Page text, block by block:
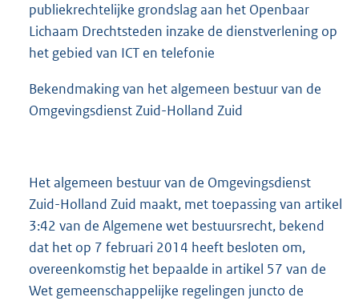
publiekrechtelijke grondslag aan het Openbaar
Lichaam Drechtsteden inzake de dienstverlening op
het gebied van ICT en telefonie
Bekendmaking van het algemeen bestuur van de
Omgevingsdienst Zuid-Holland Zuid
Het algemeen bestuur van de Omgevingsdienst
Zuid-Holland Zuid maakt, met toepassing van artikel
3:42 van de Algemene wet bestuursrecht, bekend
dat het op 7 februari 2014 heeft besloten om,
overeenkomstig het bepaalde in artikel 57 van de
Wet gemeenschappelijke regelingen juncto de